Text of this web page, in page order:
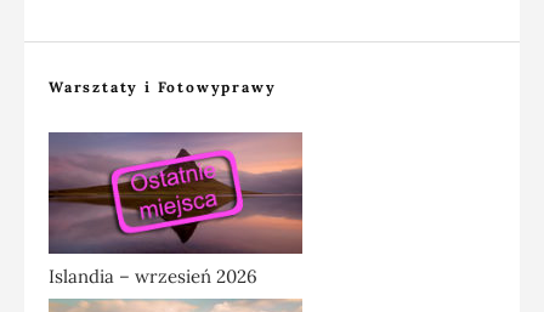
Warsztaty i Fotowyprawy
Islandia – wrzesień 2026